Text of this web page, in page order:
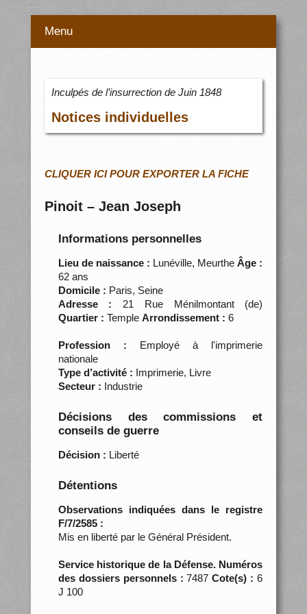
Menu
Inculpés de l’insurrection de Juin 1848
Notices individuelles
CLIQUER ICI POUR EXPORTER LA FICHE
Pinoit – Jean Joseph
Informations personnelles
Lieu de naissance : Lunéville, Meurthe Âge :
62 ans
Domicile : Paris, Seine
Adresse : 21 Rue Ménilmontant (de)
Quartier : Temple Arrondissement : 6
Profession : Employé à l'imprimerie
nationale
Type d’activité : Imprimerie, Livre
Secteur : Industrie
Décisions des commissions et
conseils de guerre
Décision : Liberté
Détentions
Observations indiquées dans le registre
F/7/2585 :
Mis en liberté par le Général Président.
Service historique de la Défense. Numéros
des dossiers personnels :7487Cote(s) : 6
J 100